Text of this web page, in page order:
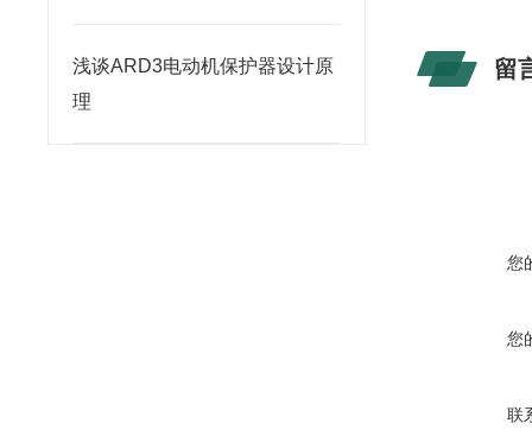
浅谈ARD3电动机保护器设计原
理
留
您
您
联